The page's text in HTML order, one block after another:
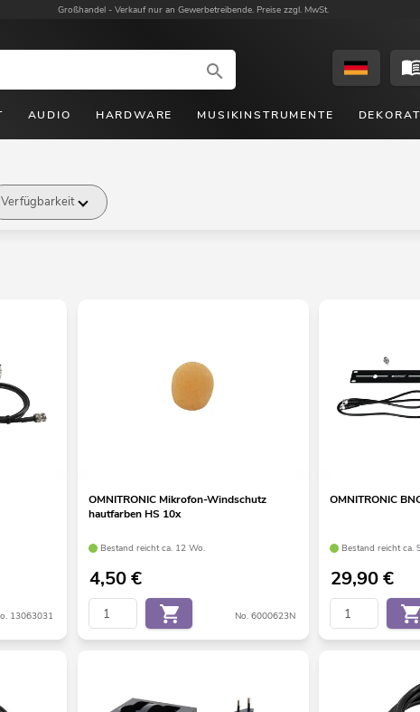
Großhandel - Verkauf nur an Gewerbetreibende. Preise zzgl. MwSt.
AUDIO HARDWARE MUSIKINSTRUMENTE
Verfügbarkeit
13063031
OMNITRONIC Mikrofon-Windschutz
hautfarben HS 10x
Bestand reicht ca. 12 Wo.
4,50€
No. 6000623N
OMNITRONIC
Bestand reicht ca.
29,90€